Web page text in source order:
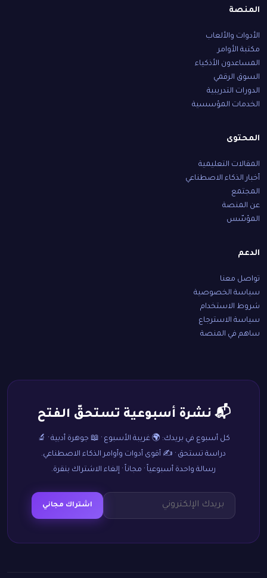
المنصة
الأدوات والألعاب
مكتبة الأوامر
المساعدون الأذكياء
السوق الرقمي
الدورات التدريبية
الخدمات المؤسسية
المحتوى
المقالات التعليمية
أخبار الذكاء الاصطناعي
المجتمع
عن المنصة
المؤسّس
الدعم
تواصل معنا
سياسة الخصوصية
شروط الاستخدام
سياسة الاسترجاع
ساهم في المنصة
📬 نشرة أسبوعية تستحقّ الفتح
كل أسبوع في بريدك: 🌍 غريبة الأسبوع · 📖 جوهرة أدبية · 🔬
دراسة تستحق · ✍️ أقوى أدوات وأوامر الذكاء الاصطناعي.
رسالة واحدة أسبوعياً · مجاناً · إلغاء الاشتراك بنقرة.
اشتراك مجاني